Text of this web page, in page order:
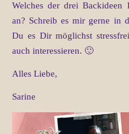
Welches der drei Backideen
an? Schreib es mir gerne in
Du es Dir möglichst
auch interessieren. 🙂
Alles Liebe,
Sarine